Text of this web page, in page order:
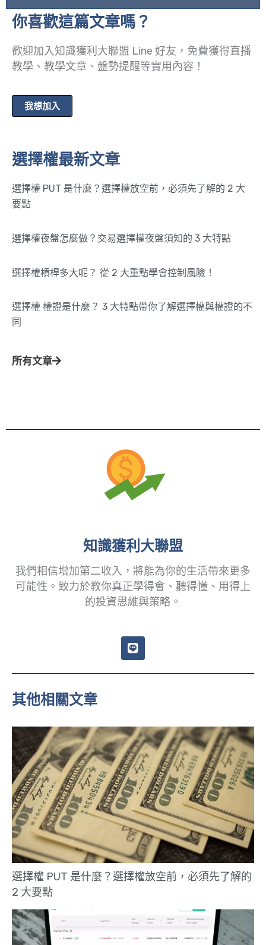
你喜歡這篇文章嗎？
歡迎加入知識獲利大聯盟 Line 好友，免費獲得直播
教學、教學文章、盤勢提醒等實用內容！
我想加入
選擇權最新文章
選擇權 PUT 是什麼？選擇權放空前，必須先了解的 2 大
要點
選擇權夜盤怎麼做？交易選擇權夜盤須知的 3 大特點
選擇權槓桿多大呢？ 從 2 大重點學會控制風險！
選擇權 權證是什麼？ 3 大特點帶你了解選擇權與權證的不
同
所有文章
知識獲利大聯盟
我們相信增加第二收入，將能為你的生活帶來更多
可能性。致力於教你真正學得會、聽得懂、用得上
的投資思維與策略。
L
i
e
其他相關文章
選擇權 PUT 是什麼？選擇權放空前，必須先了解的
2 大要點